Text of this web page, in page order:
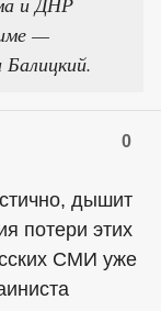
—
0
дышит
потери этих
СМИ уже